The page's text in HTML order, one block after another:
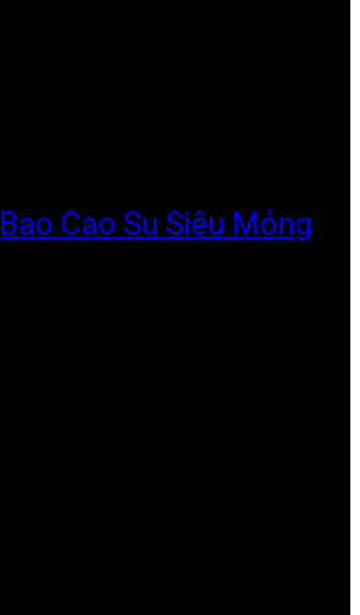
Bao Cao Su Siêu Mỏng